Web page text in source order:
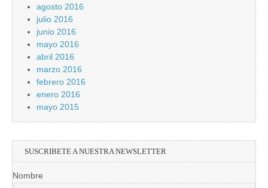
agosto 2016
julio 2016
junio 2016
mayo 2016
abril 2016
marzo 2016
febrero 2016
enero 2016
mayo 2015
SUSCRIBETE A NUESTRA NEWSLETTER
Nombre